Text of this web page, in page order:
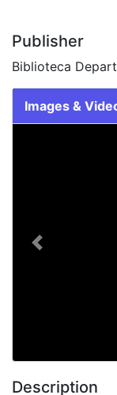
Publisher
Biblioteca
Images &
Previous
Description